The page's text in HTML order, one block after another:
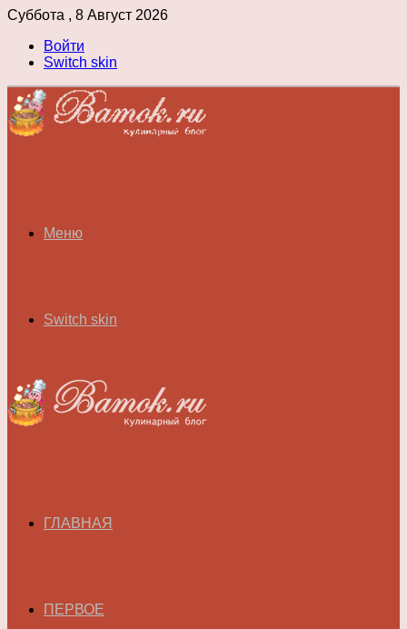
Суббота , 8 Август 2026
Войти
Switch skin
Меню
Switch skin
ГЛАВНАЯ
ПЕРВОЕ